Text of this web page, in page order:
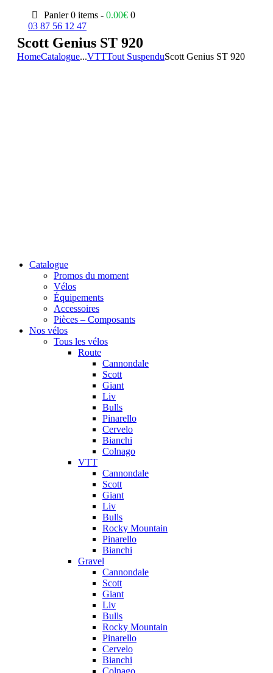
Panier 0 items -0.00€ 0
03 87 56 12 47
Scott Genius ST 920
HomeCatalogue...VTTTout SuspenduScott Genius ST 920
Catalogue
Promos du moment
Vélos
Équipements
Accessoires
Pièces – Composants
Nos vélos
Tous les vélos
Route
Cannondale
Scott
Giant
Liv
Bulls
Pinarello
Cervelo
Bianchi
Colnago
VTT
Cannondale
Scott
Giant
Liv
Bulls
Rocky Mountain
Pinarello
Bianchi
Gravel
Cannondale
Scott
Giant
Liv
Bulls
Rocky Mountain
Pinarello
Cervelo
Bianchi
Colnago